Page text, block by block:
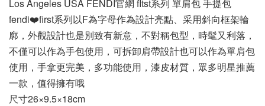
Los Angeles USA FENDI官網 fItst系列 單肩包 手提包
fendi❤️first系列以F為字母作為設計亮點、采用斜向框架輪
廓，外觀設計也是別致有新意，不對稱包型，時髦又利落，
不僅可以作為手包使用，可拆卸肩帶設計也可以作為單肩包
使用，手拿更完美，多功能使用，漆皮材質，眾多明星推薦
一款，值得擁有哦
尺寸26×9.5×18cm